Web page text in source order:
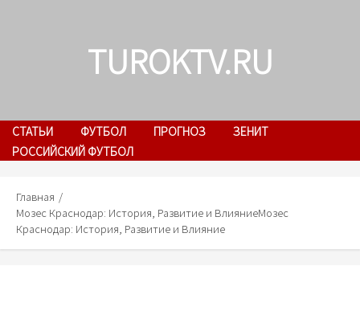
TUROKTV.RU
СТАТЬИ ФУТБОЛ ПРОГНОЗ
ЗЕНИТ
РОССИЙСКИЙ ФУТБОЛ
Главная
Мозес Краснодар: История, Развитие и ВлияниеМозес
Краснодар: История, Развитие и Влияние